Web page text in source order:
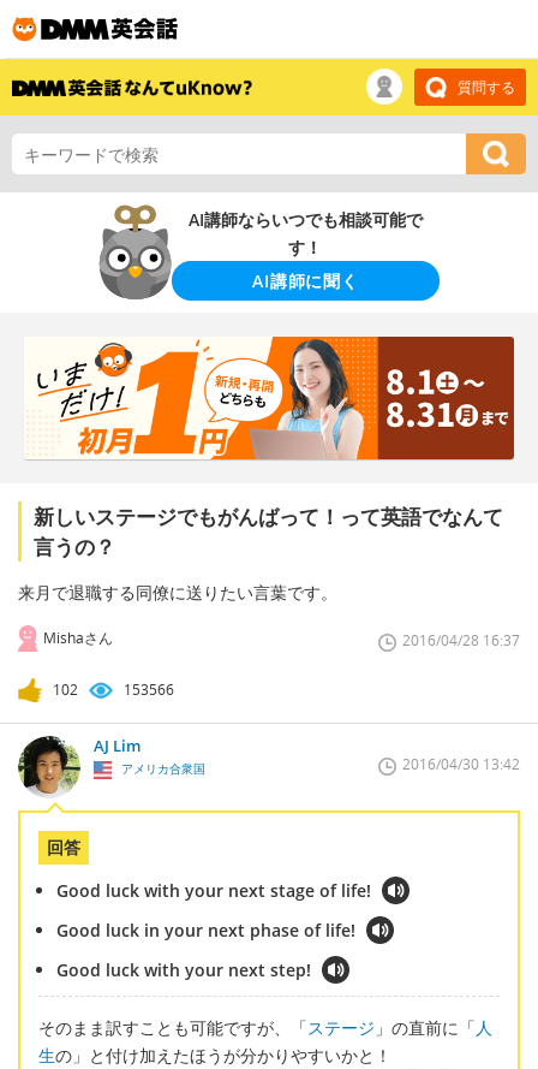
質問する
AI講師ならいつでも相談可能で
す！
AI講師に聞く
新しいステージでもがんばって！って英語でなんて
言うの？
来月で退職する同僚に送りたい言葉です。
Mishaさん 2016/04/28 16:37
102 153566
AJ Lim
アメリカ合衆国 2016/04/30 13:42
回答
Good luck with your next stage of life!
Good luck in your next phase of life!
Good luck with your next step!
そのまま訳すことも可能ですが、「ステージ 」の直前に「人
生の」と付け加えたほうが分かりやすいかと！